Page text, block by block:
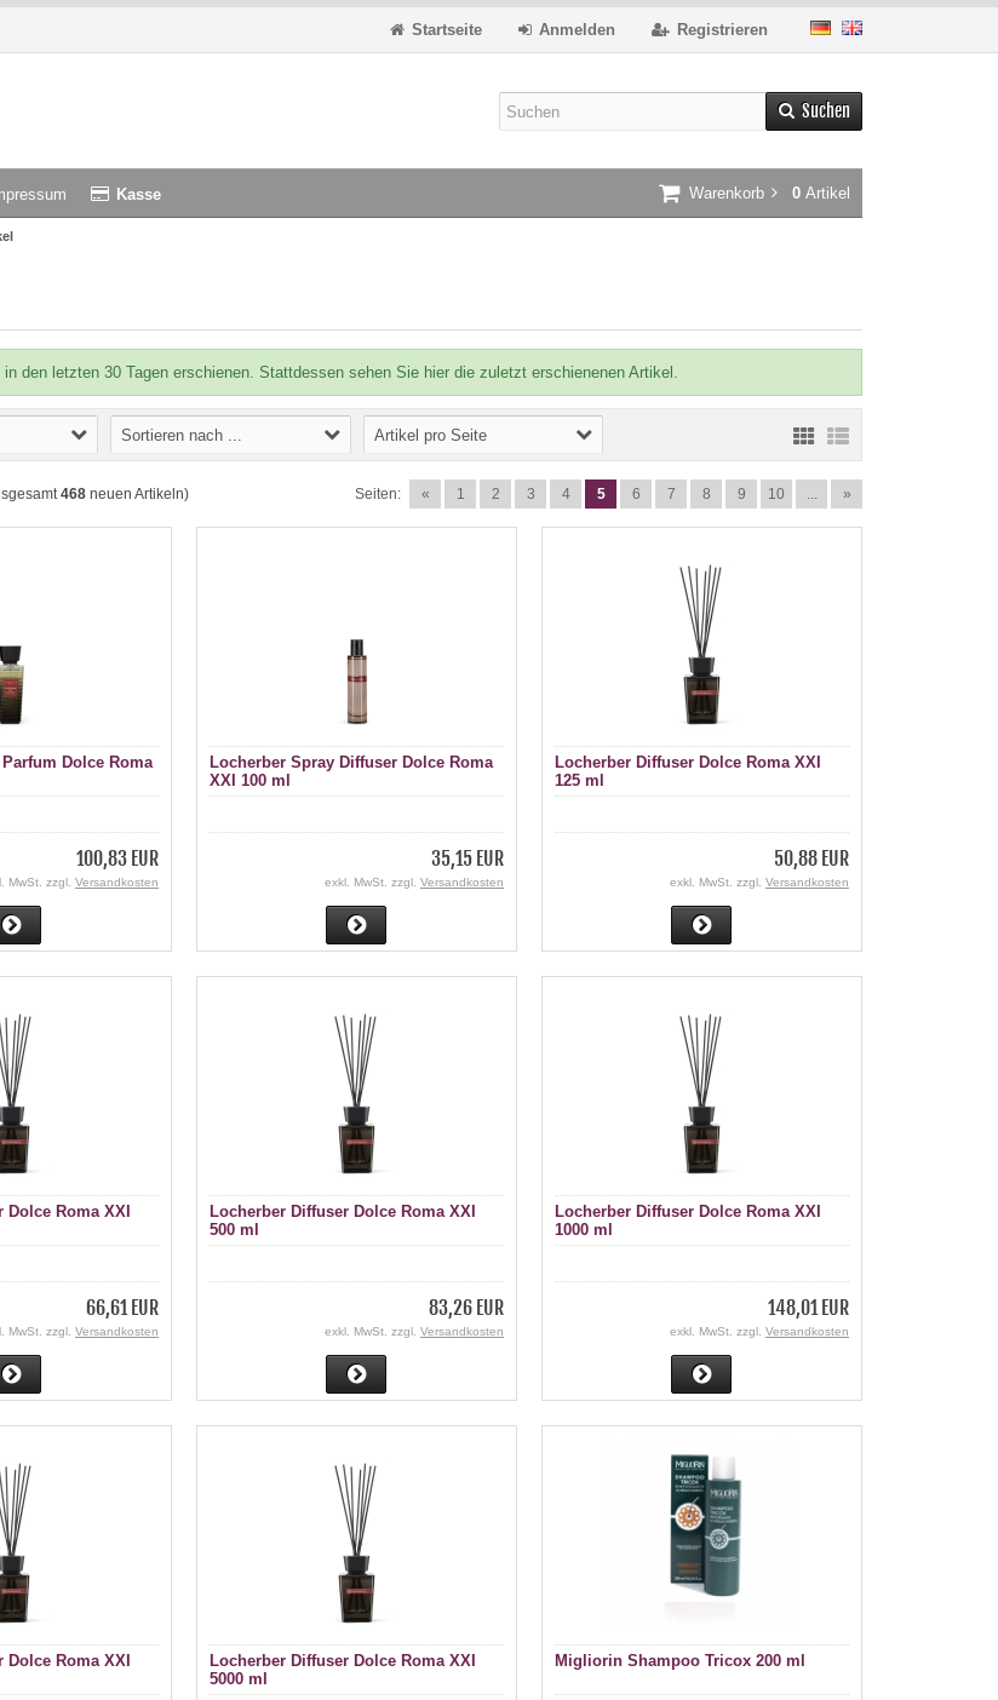
Registrieren
Anmelden
Startseite
Suchen
Kasse Warenkorb 0 Artikel
in den letzten 30 Tagen erschienen. Stattdessen sehen Sie hier die zuletzt erschienenen Artikel.
Sortieren nach ... Artikel pro Seite
468 neuen Artikeln) Seiten: « 1 2 3 4 5 6 7 8 9 10 ... »
Dolce Roma
100,83 EUR
MwSt. zzgl. Versandkosten
Locherber Spray Diffuser Dolce Roma
XXI 100 ml
35,15 EUR
exkl. MwSt. zzgl. Versandkosten
Locherber Diffuser Dolce Roma XXI
125 ml
50,88 EUR
exkl. MwSt. zzgl. Versandkosten
Roma XXI
66,61 EUR
MwSt. zzgl. Versandkosten
Locherber Diffuser Dolce Roma XXI
500 ml
83,26 EUR
exkl. MwSt. zzgl. Versandkosten
Locherber Diffuser Dolce Roma XXI
1000 ml
148,01 EUR
exkl. MwSt. zzgl. Versandkosten
Roma XXI
Locherber Diffuser Dolce Roma XXI
5000 ml
Migliorin Shampoo Tricox 200 ml